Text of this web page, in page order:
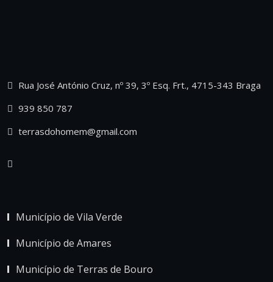
Rua José António Cruz, nº 39, 3º Esq. Frt., 4715-343 Braga
939 850 787
terrasdohomem@gmail.com
Município de Vila Verde
Município de Amares
Município de Terras de Bouro